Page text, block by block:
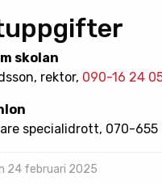
skolan
rektor, 090-16 24
specialidrott, 070-655
24 februari 2025